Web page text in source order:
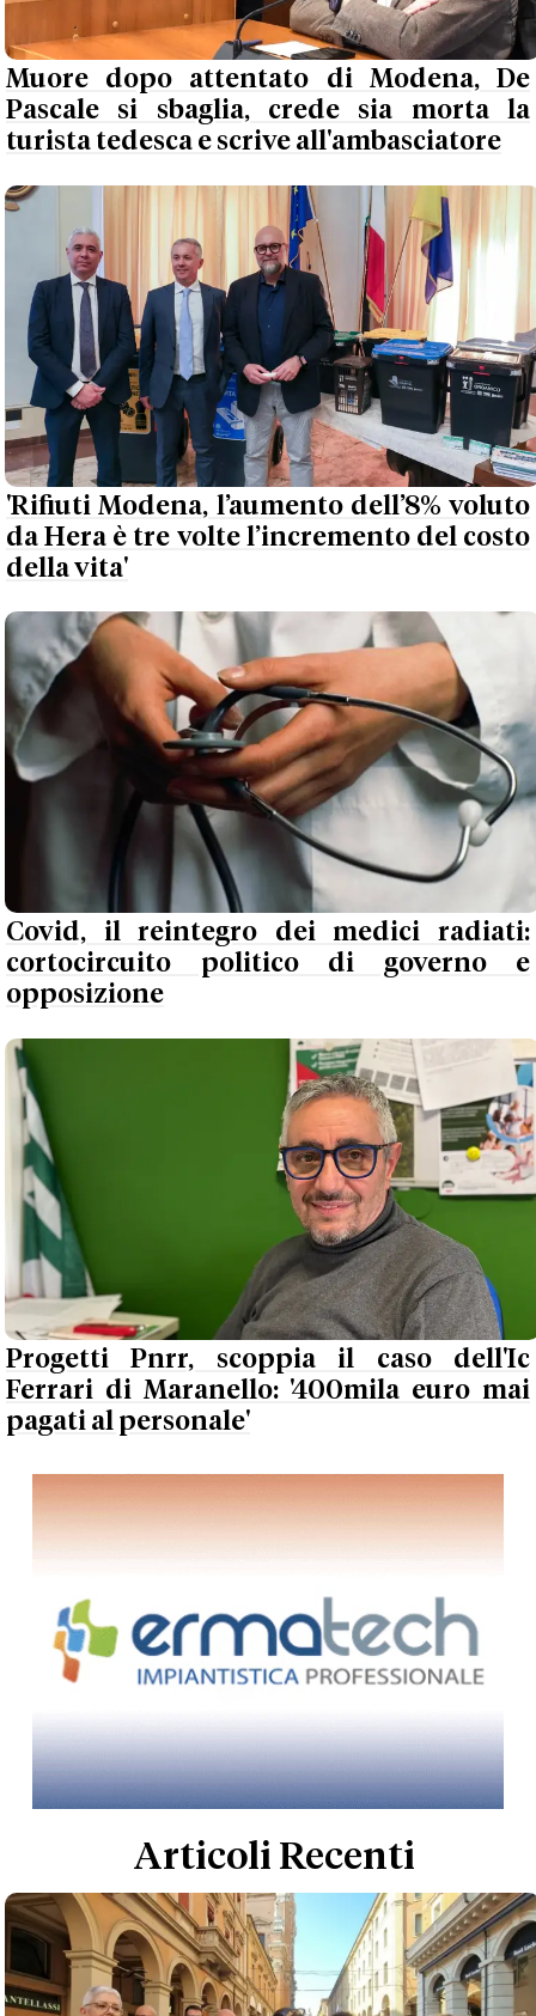
Muore dopo attentato di Modena, De
Pascale si sbaglia, crede sia morta la
turista tedesca e scrive all'ambasciatore
'Rifiuti Modena, l’aumento dell’8% voluto
da Hera è tre volte l’incremento del costo
della vita'
Covid, il reintegro dei medici radiati:
cortocircuito politico di governo e
opposizione
Progetti Pnrr, scoppia il caso dell'Ic
Ferrari di Maranello: '400mila euro mai
pagati al personale'
Articoli Recenti